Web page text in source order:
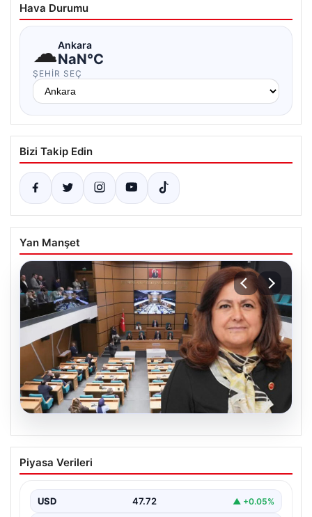
Hava Durumu
☁Ankara
NaN°C
ŞEHIR SEÇ
Bizi Takip Edin
Yan Manşet
05.08.2026
Üsküdar Belediyesi’nde başkanvekili
Sibel Tan Çetinkaya oldu
Piyasa Verileri
USD 47.72 ▲ +0.05%